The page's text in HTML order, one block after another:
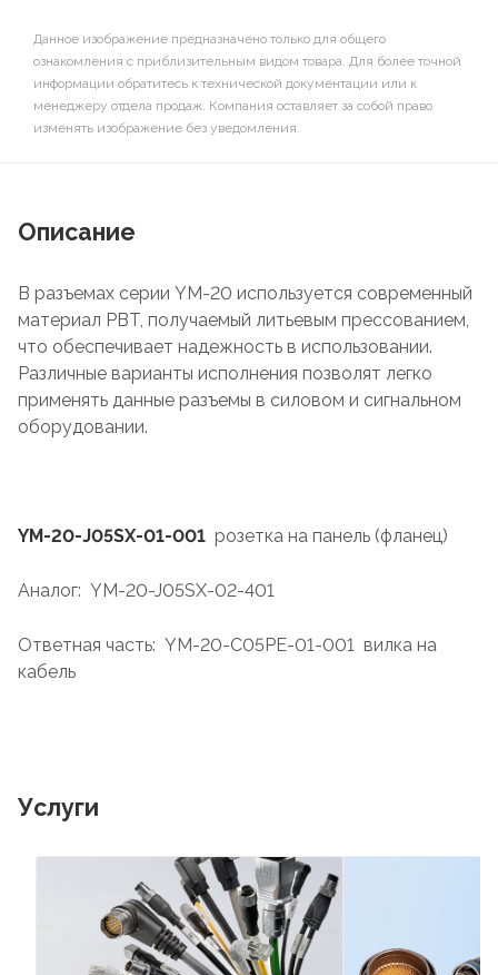
Данное изображение предназначено только для общего
ознакомления с приблизительным видом товара. Для более точной
информации обратитесь к технической документации или к
менеджеру отдела продаж. Компания оставляет за собой право
изменять изображение без уведомления.
Описание
В разъемах серии YM-20 используется современный
материал PBT, получаемый литьевым прессованием,
что обеспечивает надежность в использовании.
Различные варианты исполнения позволят легко
применять данные разъемы в силовом и сигнальном
оборудовании.
YM-20-J05SX-01-001 розетка на панель (фланец)
Аналог: YM-20-J05SX-02-401
Ответная часть: YM-20-C05PE-01-001 вилка на
кабель
Услуги